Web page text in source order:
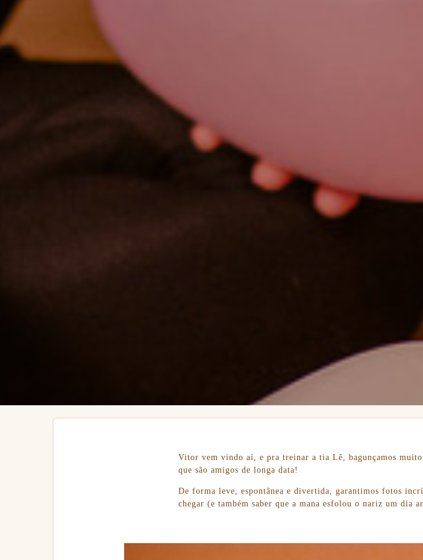
Vitor vem vindo aí, e pra treinar a tia Lê, bagunçamos
que são amigos de longa data!
De forma leve, espontânea e divertida, garantimos fotos
chegar (e também saber que a mana esfolou o nariz um dia